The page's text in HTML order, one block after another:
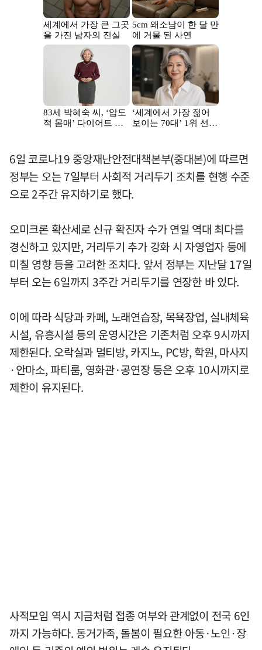
6일 코로나19 중앙재난안전대책본부(중대본)에 따르면
정부는 오는 7일부터 사회적 거리두기 조치를 현행 수준
으로 2주간 유지하기로 했다.
오미크론 확산세로 신규 확진자 수가 연일 역대 최다를
경신하고 있지만, 거리두기 추가 강화 시 자영업자 등에
미칠 영향 등을 고려한 조치다. 앞서 정부는 지난달 17일
부터 오는 6일까지 3주간 거리두기를 연장한 바 있다.
이에 따라 식당과 카페, 노래연습장, 목욕장업, 실내체육
시설, 유흥시설 등의 운영시간은 기존처럼 오후 9시까지
제한된다. 오락실과 멀티방, 카지노, PC방, 학원, 마사지
·안마소, 파티룸, 영화관·공연장 등은 오후 10시까지로
제한이 유지된다.
사적모임 역시 지금처럼 접종 여부와 관계없이 전국 6인
까지 가능하다. 동거가족, 돌봄이 필요한 아동·노인·장